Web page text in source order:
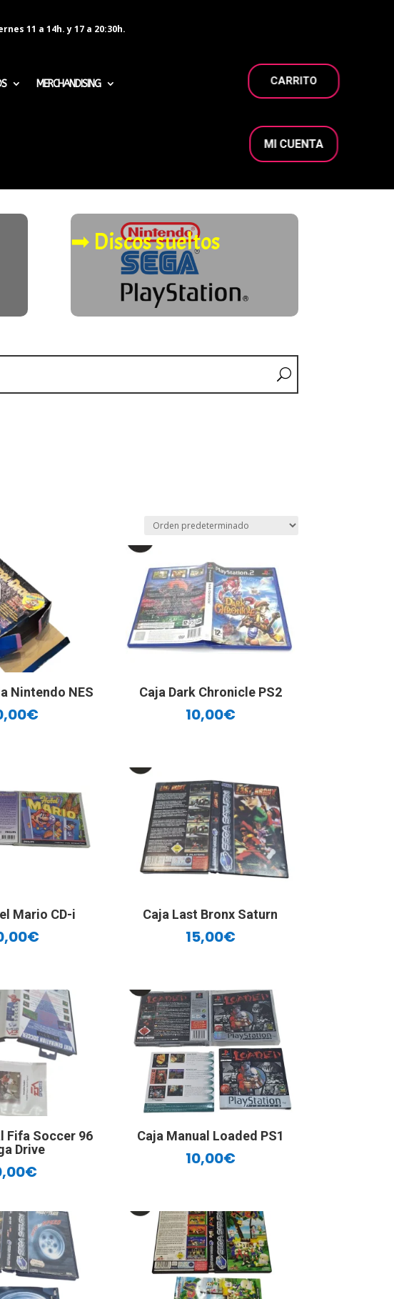
11 a 14h. y 17 a 20:30h.
MERCHANDISING CARRITO
MI CUENTA
➡︎ Discos sueltos
Nintendo NES
€
Caja Dark Chronicle PS2
10,00€
Mario CD-i
€
Caja Last Bronx Saturn
15,00€
Fifa Soccer 96
Drive
€
Caja Manual Loaded PS1
10,00€